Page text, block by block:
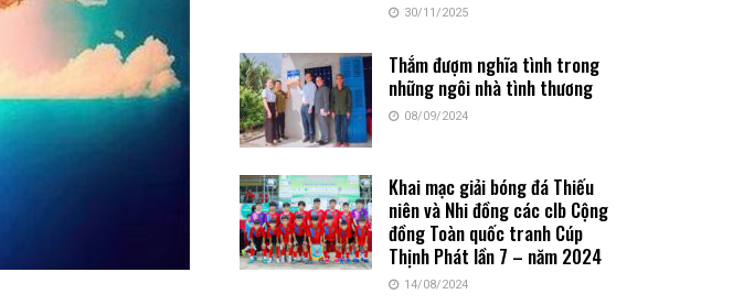
30/11/2025
Thắm đượm nghĩa tình trong
những ngôi nhà tình thương
08/09/2024
Khai mạc giải bóng đá Thiếu
niên và Nhi đồng các clb Cộng
đồng Toàn quốc tranh Cúp
Thịnh Phát lần 7 – năm 2024
14/08/2024